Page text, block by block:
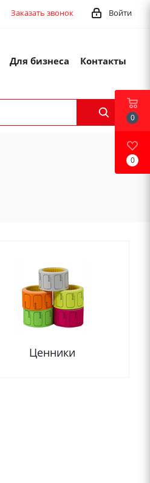
Войти
Заказать звонок
Для бизнеса Контакты
Ценники
0
0